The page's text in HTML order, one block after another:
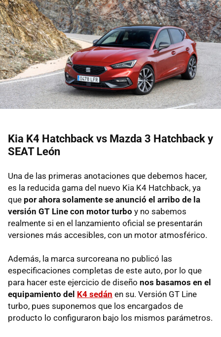
Kia K4 Hatchback vs Mazda 3 Hatchback y
SEAT León
Una de las primeras anotaciones que debemos hacer,
es la reducida gama del nuevo Kia K4 Hatchback, ya
que por ahora solamente se anunció el arribo de la
versión GT Line con motor turbo y no sabemos
realmente si en el lanzamiento oficial se presentarán
versiones más accesibles, con un motor atmosférico.
Además, la marca surcoreana no publicó las
especificaciones completas de este auto, por lo que
para hacer este ejercicio de diseño nos basamos en el
equipamiento del K4 sedán en su. Versión GT Line
turbo, pues suponemos que los encargados de
producto lo configuraron bajo los mismos parámetros.